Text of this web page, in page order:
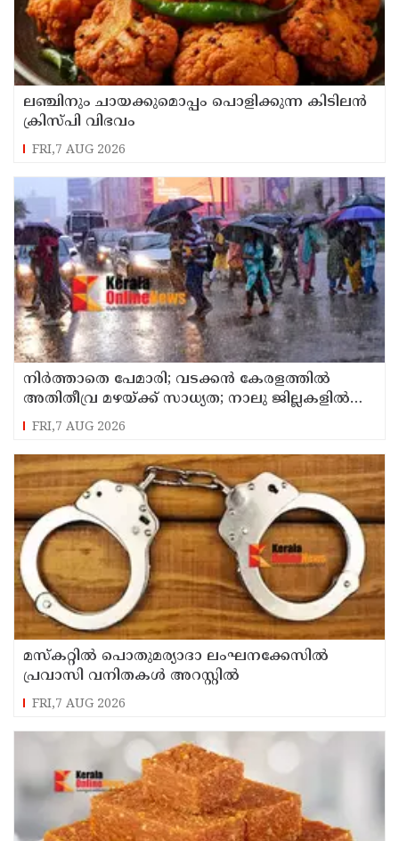
ലഞ്ചിനും ചായക്കുമൊപ്പം പൊളിക്കുന്ന കിടിലൻ
ക്രിസ്പി വിഭവം
FRI,7 AUG 2026
നിർത്താതെ പേമാരി; വടക്കന്‍ കേരളത്തില്‍
അതിതീവ്ര മഴയ്ക്ക് സാധ്യത; നാലു ജില്ലകളില്‍
റെഡ് അലര്‍ട്ട്
FRI,7 AUG 2026
മസ്‌കറ്റില്‍ പൊതുമര്യാദാ ലംഘനക്കേസില്‍
പ്രവാസി വനിതകള്‍ അറസ്റ്റില്‍
FRI,7 AUG 2026